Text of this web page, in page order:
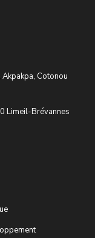
Cotonou
Limeil-Brévannes